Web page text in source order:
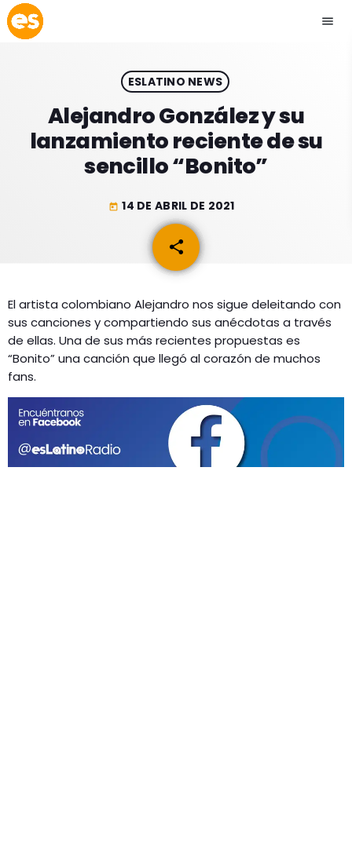
menu
EMISIÓN LA PAZ
play_arrow EMISIÓN COCHABAMBA
ACTUALIDAD
ESPECTÁCULOS
GEEKERS
ENTRETENIMIENTO
PROGRAMACIÓN
INICIO
CONTACTO
ESLATINO NEWS
Alejandro González y su
lanzamiento reciente de su
sencillo “Bonito”
today 14 DE ABRIL DE 2021
share
email
El artista colombiano Alejandro nos sigue deleitando con
sus canciones y compartiendo sus anécdotas a través
de ellas. Una de sus más recientes propuestas es
“Bonito” una canción que llegó al corazón de muchos
fans.